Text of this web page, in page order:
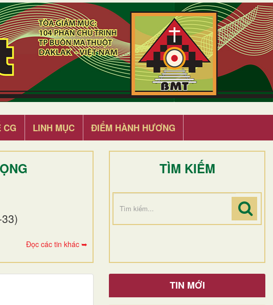
CG LINH MỤC ĐIỂM HÀNH HƯƠNG
Đọc các tin khác ➥
TÌM KIẾM
TIN MỚI